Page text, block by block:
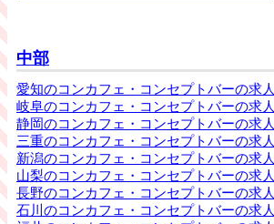
中部
愛知のコンカフェ・コンセプトバーの求人
岐阜のコンカフェ・コンセプトバーの求人
静岡のコンカフェ・コンセプトバーの求人
三重のコンカフェ・コンセプトバーの求人
新潟のコンカフェ・コンセプトバーの求人
山梨のコンカフェ・コンセプトバーの求人
長野のコンカフェ・コンセプトバーの求人
石川のコンカフェ・コンセプトバーの求人